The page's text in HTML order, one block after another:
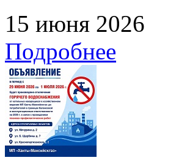
15 июня 2026
Подробнее